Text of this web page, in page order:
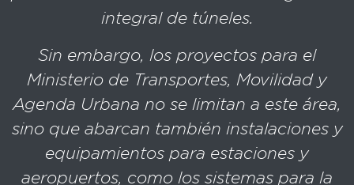
integral de túneles.
Sin embargo, los proyectos para el
Ministerio de Transportes, Movilidad y
Agenda Urbana no se limitan a este área,
sino que abarcan también instalaciones y
equipamientos para estaciones y
aeropuertos, como los sistemas para la